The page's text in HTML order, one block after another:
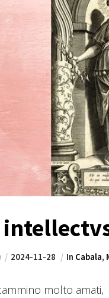
2024-11-28 In Cabala,
molto amati,